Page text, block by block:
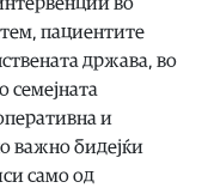
во
пациентите
држава, во
семејната
и
важно бидејќи
само од